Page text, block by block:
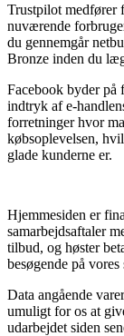
Trustpilot medfører
nuværende
du gennemgår
Bronze inden du
Facebook byder på
indtryk af e-
forretninger hvor
købsoplevelsen,
glade kunderne er.
Hjemmesiden er
samarbejdsaftaler
tilbud, og høster
besøgende på
Data angående
umuligt for os at
udarbejdet siden